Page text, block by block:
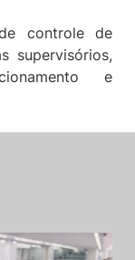
controle de
supervisórios,
e